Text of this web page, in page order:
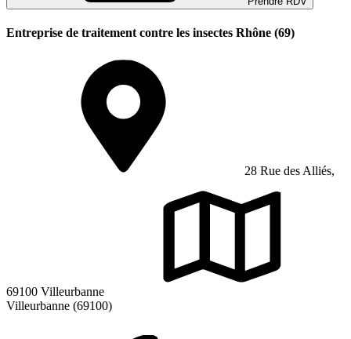
Entreprise de traitement contre les insectes Rhône (69)
28 Rue des Alliés,
69100 Villeurbanne
Villeurbanne (69100)